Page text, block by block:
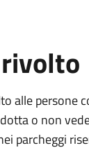
alle persone
o non
parcheggi